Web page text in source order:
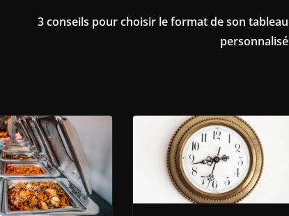
3 conseils pour choisir le format de son tableau
personnalisé